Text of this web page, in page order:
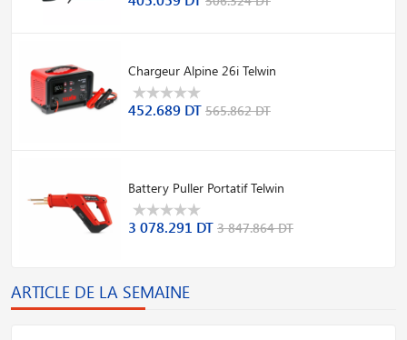
Chargeur Alpine 26i Telwin
452.689 DT 565.862 DT
Battery Puller Portatif Telwin
3 078.291 DT 3 847.864 DT
ARTICLE DE LA SEMAINE